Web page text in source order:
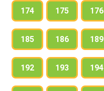
174 175 176
185 186 189
192 193 194